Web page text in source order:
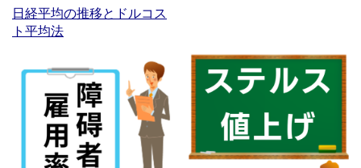
日経平均の推移とドルコス
ト平均法